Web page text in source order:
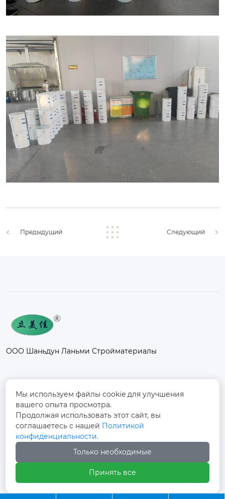
Предыдущий Следующий
ООО Шаньдун Ланьми Стройматериалы

Промышленный парк Фанси, к северу от
дороги Дуншоу, улица Фанси, поселок
Фанси, город Юйчэн, город Дэчжоу,
провинция Шаньдун
+86-13012997728
Мы используем файлы cookie для улучшения
вашего опыта просмотра.
Продолжая использовать этот сайт, вы
соглашаетесь с нашей Политикой
конфиденциальности.
Только необходимые
Принять все